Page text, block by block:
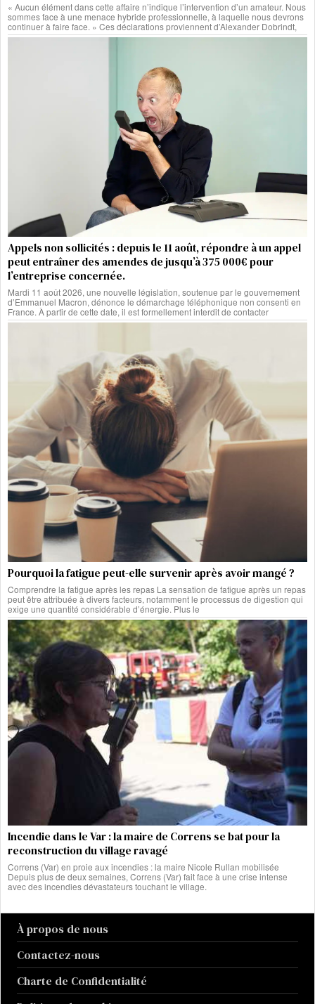
« Aucun élément dans cette affaire n’indique l’intervention d’un amateur. Nous
sommes face à une menace hybride professionnelle, à laquelle nous devrons
continuer à faire face. » Ces déclarations proviennent d’Alexander Dobrindt,
Appels non sollicités : depuis le 11 août, répondre à un appel
peut entraîner des amendes de jusqu’à 375 000€ pour
l’entreprise concernée.
Mardi 11 août 2026, une nouvelle législation, soutenue par le gouvernement
d’Emmanuel Macron, dénonce le démarchage téléphonique non consenti en
France. À partir de cette date, il est formellement interdit de contacter
Pourquoi la fatigue peut-elle survenir après avoir mangé ?
Comprendre la fatigue après les repas La sensation de fatigue après un repas
peut être attribuée à divers facteurs, notamment le processus de digestion qui
exige une quantité considérable d’énergie. Plus le
Incendie dans le Var : la maire de Correns se bat pour la
reconstruction du village ravagé
Correns (Var) en proie aux incendies : la maire Nicole Rullan mobilisée
Depuis plus de deux semaines, Correns (Var) fait face à une crise intense
avec des incendies dévastateurs touchant le village.
À propos de nous
Contactez-nous
Charte de Confidentialité